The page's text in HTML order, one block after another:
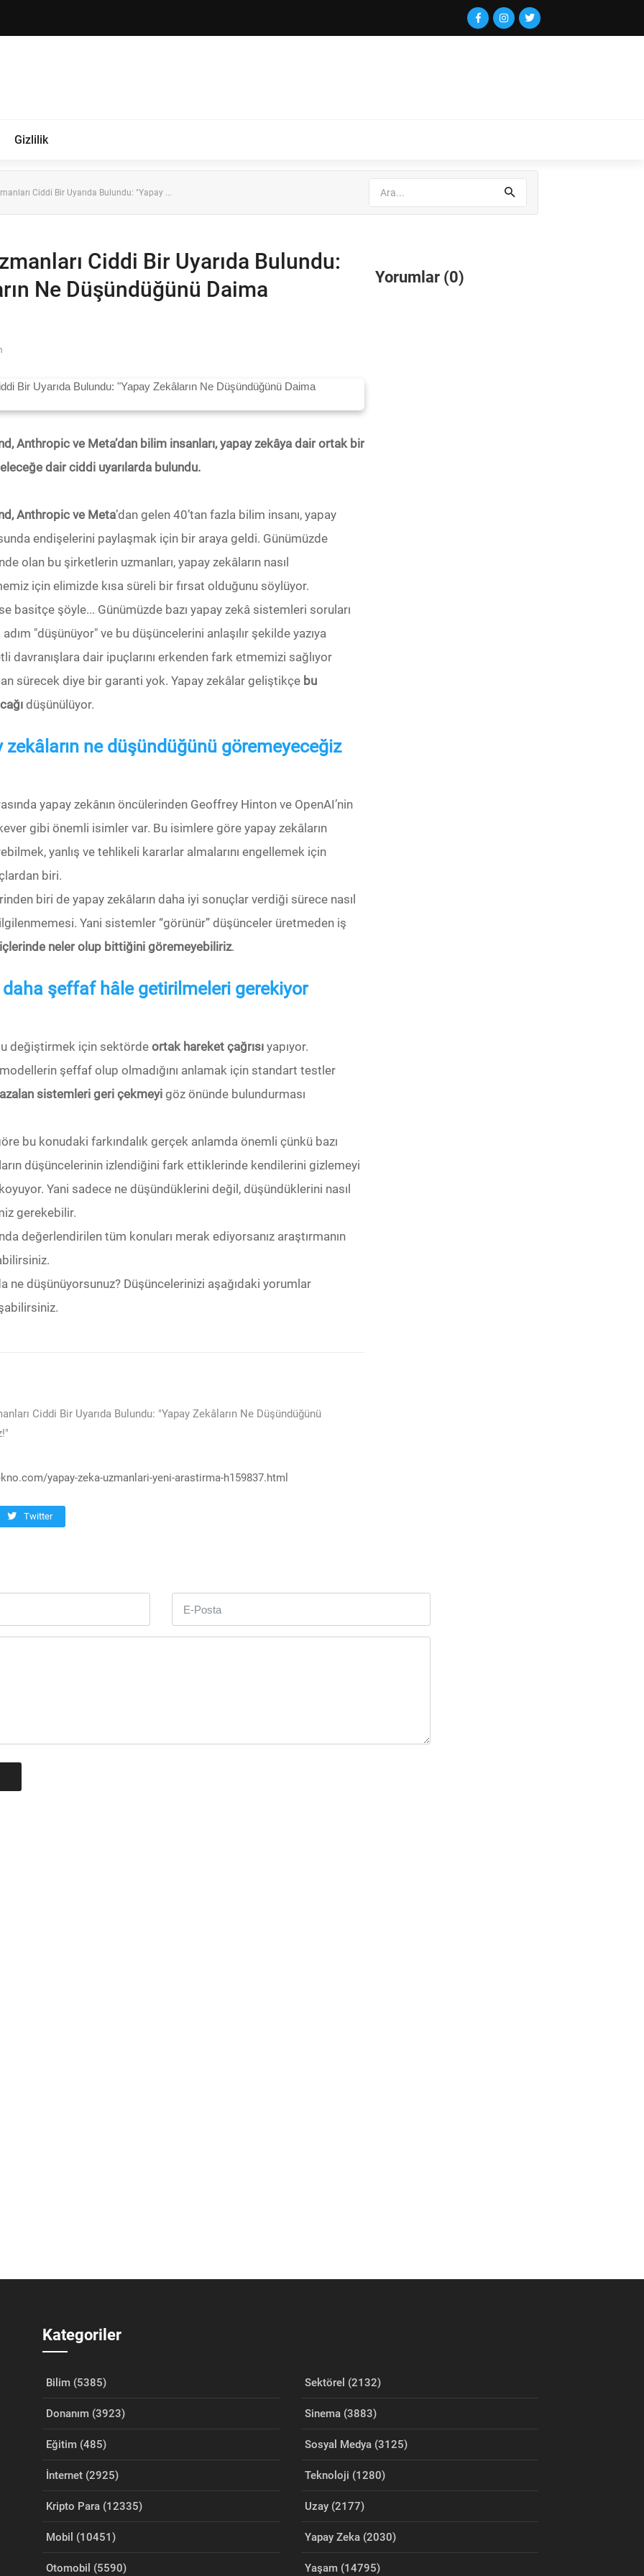
Gizlilik
Ciddi Bir Uyarıda Bulundu: "Yapay ...
Ciddi Bir Uyarıda Bulundu:
Ne Düşündüğünü Daima
Anthropic ve Meta’dan bilim insanları, yapay zekâya dair ortak bir
dair ciddi uyarılarda bulundu.
Anthropic ve Meta’dan gelen 40’tan fazla bilim insanı, yapay
endişelerini paylaşmak için bir araya geldi. Günümüzde
olan bu şirketlerin uzmanları, yapay zekâların nasıl
için elimizde kısa süreli bir fırsat olduğunu söylüyor.
ise basitçe şöyle... Günümüzde bazı yapay zekâ sistemleri soruları
"düşünüyor" ve bu düşüncelerini anlaşılır şekilde yazıya
davranışlara dair ipuçlarını erkenden fark etmemizi sağlıyor
sürecek diye bir garanti yok. Yapay zekâlar geliştikçe bu
düşünülüyor.
ne düşündüğünü göremeyeceğiz
yapay zekânın öncülerinden Geoffrey Hinton ve OpenAI’nin
gibi önemli isimler var. Bu isimlere göre yapay zekâların
yanlış ve tehlikeli kararlar almalarını engellemek için
biri.
biri de yapay zekâların daha iyi sonuçlar verdiği sürece nasıl
Yani sistemler “görünür” düşünceler üretmeden iş
neler olup bittiğini göremeyebiliriz.
şeffaf hâle getirilmeleri gerekiyor
değiştirmek için sektördeortak hareket çağrısı yapıyor.
şeffaf olup olmadığını anlamak için standart testler
azalan sistemleri geri çekmeyi göz önünde bulundurması
bu konudaki farkındalık gerçek anlamda önemli çünkü bazı
düşüncelerinin izlendiğini fark ettiklerinde kendilerini gizlemeyi
Yani sadece ne düşündüklerini değil, düşündüklerini nasıl
gerekebilir.
değerlendirilen tüm konuları merak ediyorsanız araştırmanın
ne düşünüyorsunuz? Düşüncelerinizi aşağıdaki yorumlar
Ciddi Bir Uyarıda Bulundu: "Yapay Zekâların Ne Düşündüğünü
yapay-zeka-uzmanlari-yeni-arastirma-h159837.html
Twitter
Yorumlar (0)
Kategoriler
Bilim (5385)
Donanım (3923)
Eğitim (485)
İnternet (2925)
Kripto Para (12335)
Mobil (10451)
Otomobil (5590)
Sektörel (2132)
Sinema (3883)
Sosyal Medya (3125)
Teknoloji (1280)
Uzay (2177)
Yapay Zeka (2030)
Yaşam (14795)